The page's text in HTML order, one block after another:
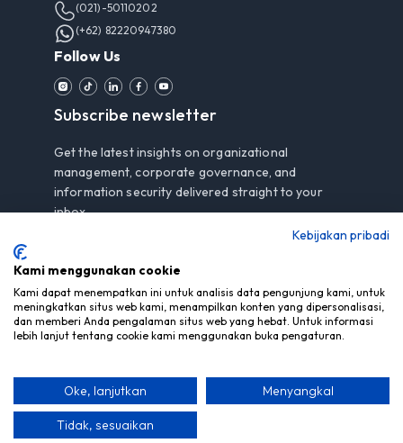
(021)-50110202
(+62) 82220947380
Follow Us
Subscribe newsletter
Get the latest insights on organizational
management, corporate governance, and
information security delivered straight to your
inbox.
Subscribe
By subscribing, you agree to ourPrivacy Notice.
© Copyright 2026 PT Mitra Berdaya Optima - All Rights
Reserved
Kebijakan pribadi
Kami menggunakan cookie
Kami dapat menempatkan ini untuk analisis data pengunjung kami, untuk
meningkatkan situs web kami, menampilkan konten yang dipersonalisasi,
dan memberi Anda pengalaman situs web yang hebat. Untuk informasi
lebih lanjut tentang cookie kami menggunakan buka pengaturan.
Oke, lanjutkan Menyangkal
Tidak, sesuaikan